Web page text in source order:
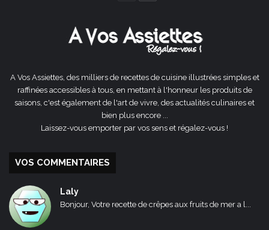
A Vos Assiettes, des milliers de recettes de cuisine illustrées simples et
raffinées accessibles à tous, en mettant à l'honneur les produits de
saisons, c'est également de l'art de vivre, des actualités culinaires et
bien plus encore ...
Laissez-vous emporter par vos sens et régalez-vous !
VOS COMMENTAIRES
Laly
Bonjour, Votre recette de crêpes aux fruits de mer a l...